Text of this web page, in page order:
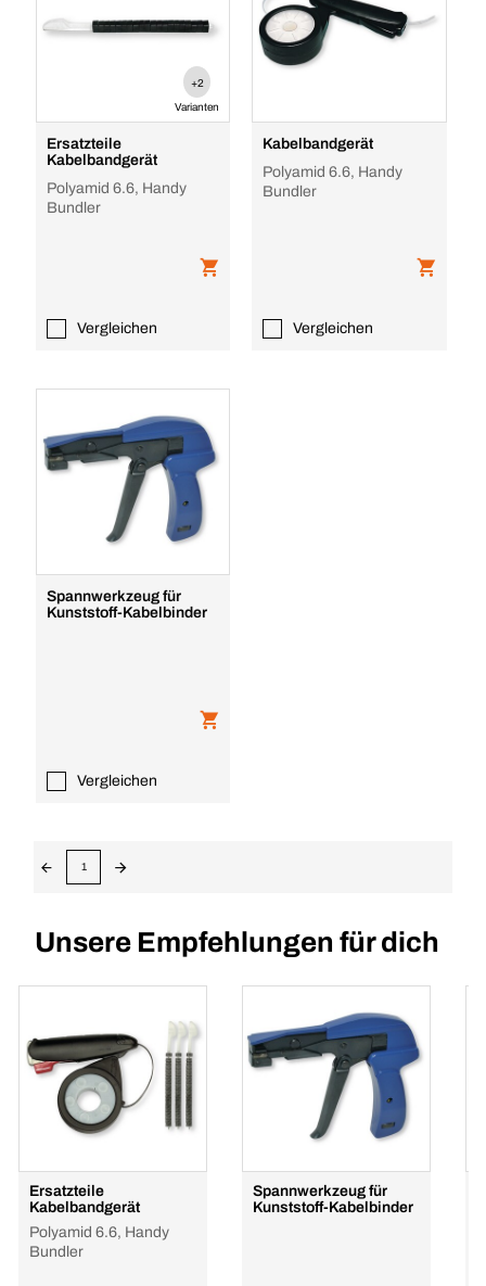
+2
Varianten
Ersatzteile
Kabelbandgerät
Polyamid 6.6, Handy
Bundler
Vergleichen
Kabelbandgerät
Polyamid 6.6, Handy
Bundler
Vergleichen
Spannwerkzeug für
Kunststoff-Kabelbinder
Vergleichen
1
Unsere Empfehlungen für dich
Ersatzteile
Kabelbandgerät
Polyamid 6.6, Handy
Bundler
Spannwerkzeug für
Kunststoff-Kabelbinder